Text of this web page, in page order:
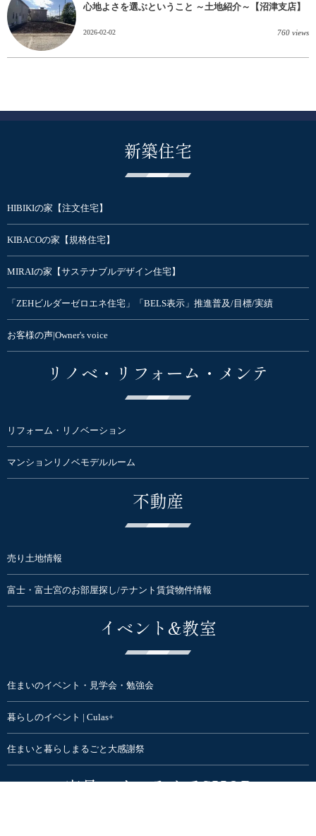
心地よさを選ぶということ ～土地紹介～【沼津支店】
2026-02-02 760 views
新築住宅
HIBIKIの家【注文住宅】
KIBACOの家【規格住宅】
MIRAIの家【サステナブルデザイン住宅】
「ZEHビルダーゼロエネ住宅」「BELS表示」推進普及/目標/実績
お客様の声|Owner's voice
リノベ・リフォーム・メンテ
リフォーム・リノベーション
マンションリノベモデルルーム
不動産
売り土地情報
富士・富士宮のお部屋探し/テナント賃貸物件情報
イベント&教室
住まいのイベント・見学会・勉強会
暮らしのイベント | Culas+
住まいと暮らしまるごと大感謝祭
家具・インテリアSHOP